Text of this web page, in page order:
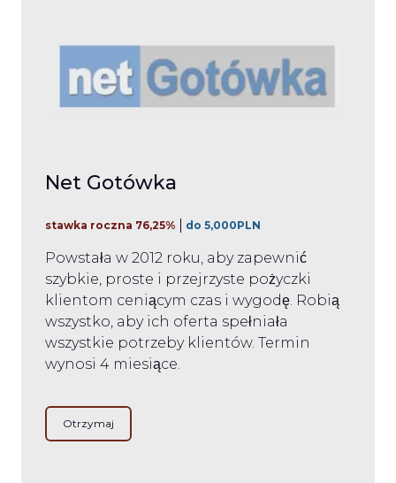
Net Gotówka
stawka roczna 76,25% do 5,000PLN
Powstała w 2012 roku, aby zapewnić
szybkie, proste i przejrzyste pożyczki
klientom ceniącym czas i wygodę. Robią
wszystko, aby ich oferta spełniała
wszystkie potrzeby klientów. Termin
wynosi 4 miesiące.
Otrzymaj